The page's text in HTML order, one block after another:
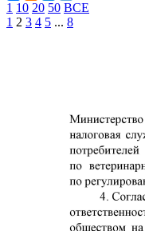
1 10 20 50 ВСЕ
1 2 3 4 5 ... 8